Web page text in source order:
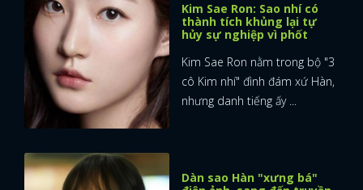
Kim Sae Ron: Sao nhí có
thành tích khủng lại tự
hủy sự nghiệp vì phốt
Kim Sae Ron nằm trong bộ "3
cô Kim nhí" đình đám xứ Hàn,
nhưng danh tiếng ấy ...
Dàn sao Hàn "xưng bá"